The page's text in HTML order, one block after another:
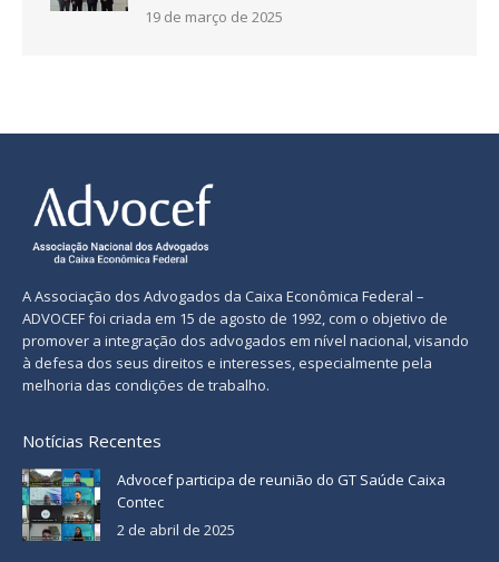
19 de março de 2025
A Associação dos Advogados da Caixa Econômica Federal –
ADVOCEF foi criada em 15 de agosto de 1992, com o objetivo de
promover a integração dos advogados em nível nacional, visando
à defesa dos seus direitos e interesses, especialmente pela
melhoria das condições de trabalho.
Notícias Recentes
Advocef participa de reunião do GT Saúde Caixa
Contec
2 de abril de 2025